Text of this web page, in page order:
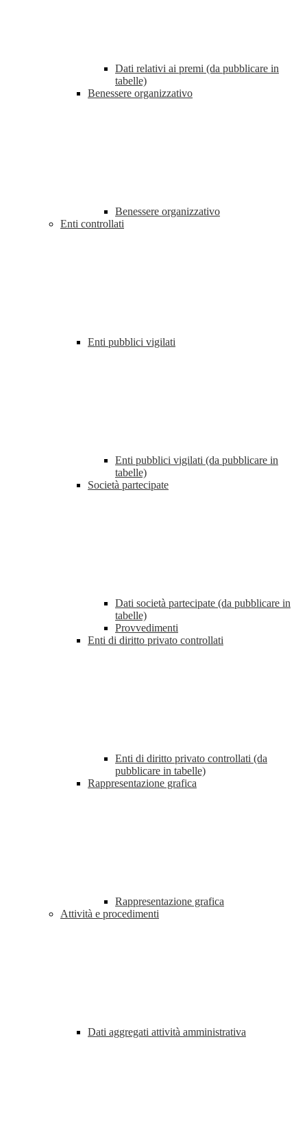
Dati relativi ai premi (da pubblicare in
tabelle)
Benessere organizzativo
Benessere organizzativo
Enti controllati
Enti pubblici vigilati
Enti pubblici vigilati (da pubblicare in
tabelle)
Società partecipate
Dati società partecipate (da pubblicare in
tabelle)
Provvedimenti
Enti di diritto privato controllati
Enti di diritto privato controllati (da
pubblicare in tabelle)
Rappresentazione grafica
Rappresentazione grafica
Attività e procedimenti
Dati aggregati attività amministrativa